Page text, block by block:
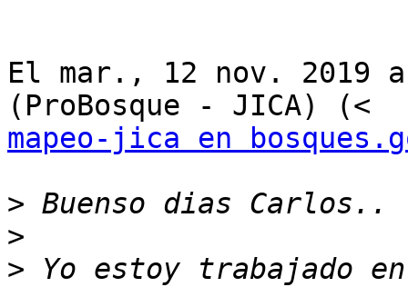
El mar., 12 nov. 2019
mapeo-jica en
>
>
> Yo estoy trabajado en